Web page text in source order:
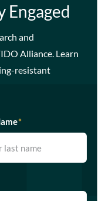
Engaged
and
Alliance. Learn
resistant
*